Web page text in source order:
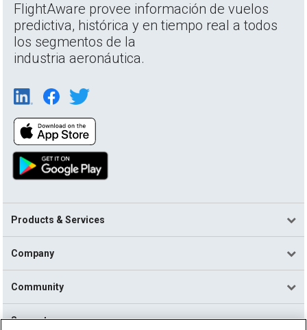
FlightAware provee información de vuelos
predictiva, histórica y en tiempo real a todos
los segmentos de la
industria aeronáutica.
Products & Services
Company
Community
Support